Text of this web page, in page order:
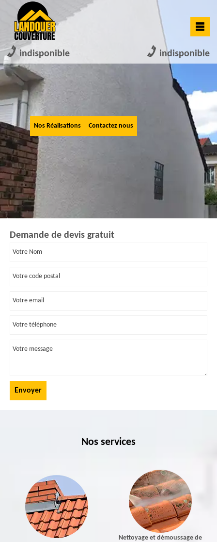
indisponible indisponible
Nos Réalisations Contactez nous
Demande de devis gratuit
Nos services
Nettoyage et démoussage de